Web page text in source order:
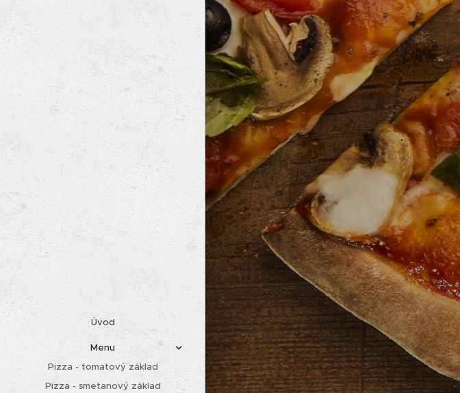
Úvod
Menu
Pizza - tomatový základ
Pizza - smetanový základ